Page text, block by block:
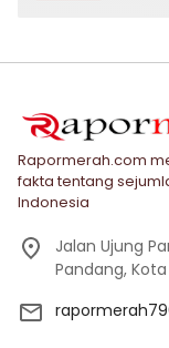
Rapormerah.com
fakta tentang
Indonesia
Jalan Ujung
Pandang,